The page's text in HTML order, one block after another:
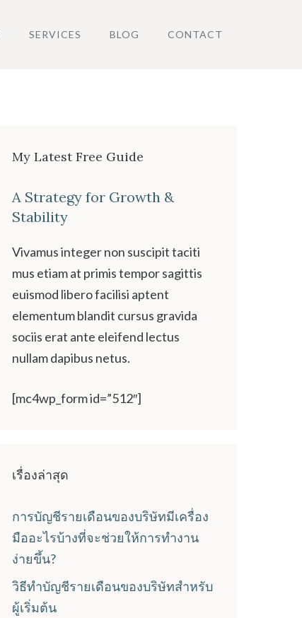
SERVICES BLOG CONTACT
My Latest Free Guide
A Strategy for Growth &
Stability
Vivamus integer non suscipit taciti
mus etiam at primis tempor sagittis
euismod libero facilisi aptent
elementum blandit cursus gravida
sociis erat ante eleifend lectus
nullam dapibus netus.
[mc4wp_form id=”512″]
เรื่องล่าสุด
การบัญชีรายเดือนของบริษัทมีเครื่อง
มืออะไรบ้างที่จะช่วยให้การทำงาน
ง่ายขึ้น?
วิธีทำบัญชีรายเดือนของบริษัทสำหรับ
ผู้เริ่มต้น